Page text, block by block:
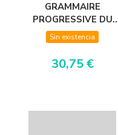
GRAMMAIRE
PROGRESSIVE DU
FRANÇAIS - NIVEAU
PERFECTIONNEMENT -
LIVRE - NOUVELLE C
Sin existencia
30,75 €